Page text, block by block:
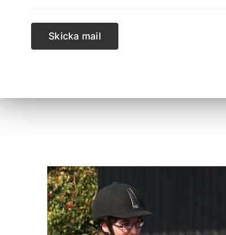
Skicka mail